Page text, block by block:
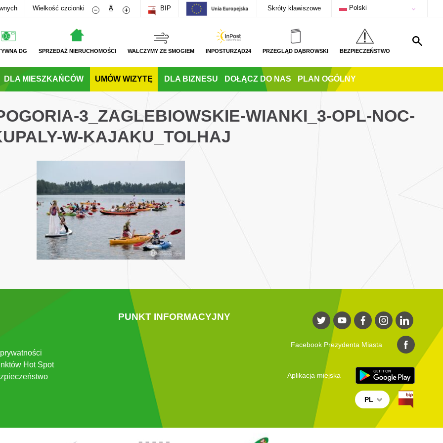
Wielkość czcionki Zmniejsz rozmiar czcionki
A Zwiększ rozmiar czcionki
BIP Skróty klawiszowe Polski
DG SPRZEDAŻ NIERUCHOMOŚCI WALCZYMY ZE SMOGIEM INPOSTURZĄD24 PRZEGLĄD DĄBROWSKI BEZPIECZEŃSTWO
DLA MIESZKAŃCÓW UMÓW WIZYTĘ DLA BIZNESU DOŁĄCZ DO NAS PLAN OGÓLNY
3_ZAGLEBIOWSKIE-WIANKI_3-OPL-NOC-
W-KAJAKU_TOLHAJ
Hot Spot
PUNKT INFORMACYJNY
Facebook Prezydenta Miasta
Aplikacja miejska
PL